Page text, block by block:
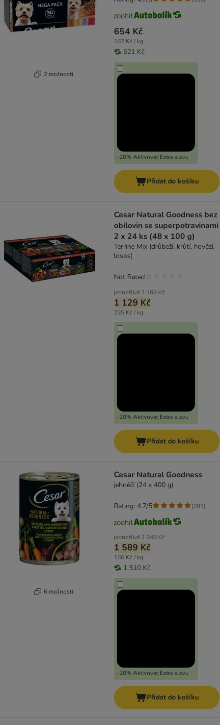
2 možností
654 Kč
182 Kč / kg
621 Kč
-20% Aktivovat Extra slevu
Přidat do košíku
Cesar Natural Goodness bez
obilovin se superpotravinami
2 x 24 ks (48 x 100 g)
Terrine Mix (drůbeží, krůtí, hovězí,
losos)
jednotlivě 1 168 Kč
1 129 Kč
235 Kč / kg
-20% Aktivovat Extra slevu
Not Rated
Přidat do košíku
6 možností
Cesar Natural Goodness
jehněčí (24 x 400 g)
jednotlivě 1 648 Kč
1 589 Kč
166 Kč / kg
1 510 Kč
-20% Aktivovat Extra slevu
Rating: 4.7/5 (281)
Přidat do košíku